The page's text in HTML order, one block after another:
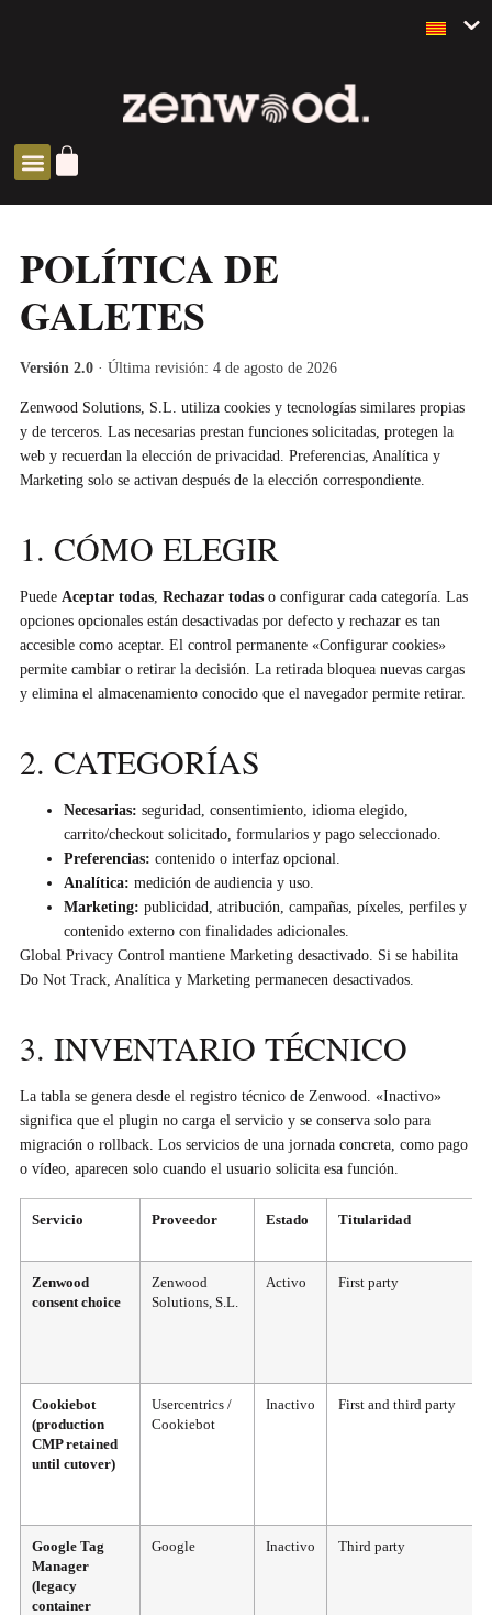
POLÍTICA DE
GALETES
Versión 2.0 · Última revisión: 4 de agosto de 2026
Zenwood Solutions, S.L. utiliza cookies y tecnologías similares propias
y de terceros. Las necesarias prestan funciones solicitadas, protegen la
web y recuerdan la elección de privacidad. Preferencias, Analítica y
Marketing solo se activan después de la elección correspondiente.
1. CÓMO ELEGIR
Puede Aceptar todas, Rechazar todas o configurar cada categoría. Las
opciones opcionales están desactivadas por defecto y rechazar es tan
accesible como aceptar. El control permanente «Configurar cookies»
permite cambiar o retirar la decisión. La retirada bloquea nuevas cargas
y elimina el almacenamiento conocido que el navegador permite retirar.
2. CATEGORÍAS
Necesarias: seguridad, consentimiento, idioma elegido,
carrito/checkout solicitado, formularios y pago seleccionado.
Preferencias: contenido o interfaz opcional.
Analítica: medición de audiencia y uso.
Marketing: publicidad, atribución, campañas, píxeles, perfiles y
contenido externo con finalidades adicionales.
Global Privacy Control mantiene Marketing desactivado. Si se habilita
Do Not Track, Analítica y Marketing permanecen desactivados.
3. INVENTARIO TÉCNICO
La tabla se genera desde el registro técnico de Zenwood. «Inactivo»
significa que el plugin no carga el servicio y se conserva solo para
migración o rollback. Los servicios de una jornada concreta, como pago
o vídeo, aparecen solo cuando el usuario solicita esa función.
Servicio Proveedor Estado Titularidad
Zenwood
consent choice
Zenwood
Solutions, S.L.
Activo First party
Cookiebot
(production
CMP retained
until cutover)
Usercentrics /
Cookiebot
Inactivo First and third party
Google Tag
Manager
(legacy
container
Google Inactivo Third party